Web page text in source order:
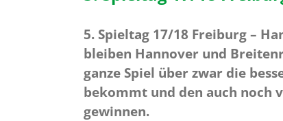
5. Spieltag 17/18 Freiburg –
bleiben Hannover und
ganze Spiel über zwar die
bekommt und den auch noch
gewinnen.